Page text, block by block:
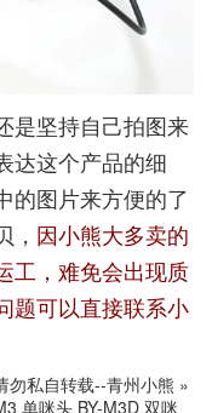
是坚持自己拍图来
达这个产品的细
的图片来方便的了
因小熊大多卖的
工，难免会出现质
题可以直接联系小
勿私自转载--青州小熊 »
单咪头 BY-M3D 双咪